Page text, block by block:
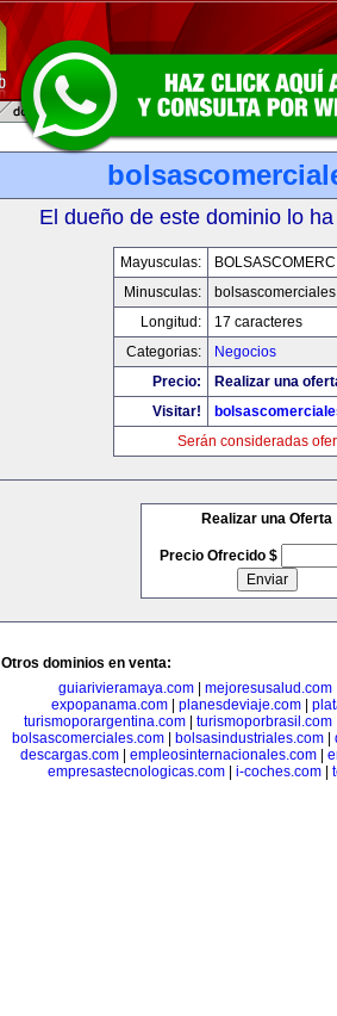
El dueño de este dominio lo
Mayusculas:
Minusculas:
Longitud:
17 caracteres
Categorias:
Negocios
Precio:
Realizar una
Visitar!
Serán consideradas
Realizar una Oferta
Precio Ofrecido $
Otros dominios en venta:
guiarivieramaya.com
mejoresusalud.com
expopanama.com| planesdeviaje.com|
turismoporargentina.com| turismoporbrasil.com
bolsascomerciales.com
bolsasindustriales.com
descargas.com
empleosinternacionales.com
empresastecnologicas.com
i-coches.com